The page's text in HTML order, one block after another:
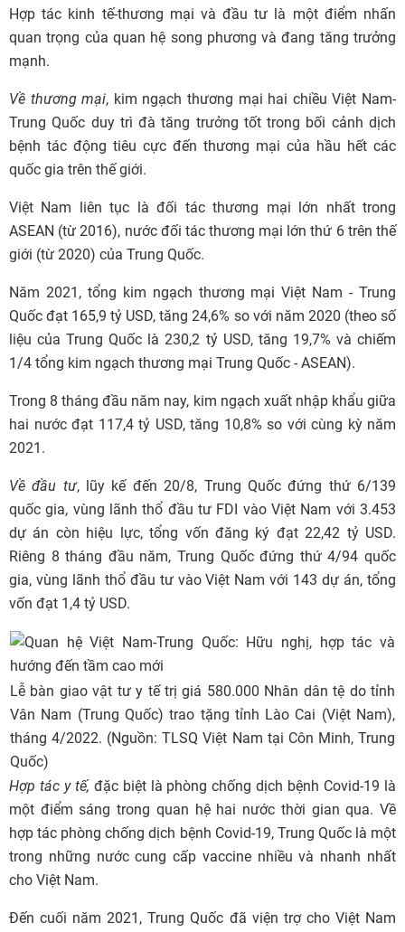
Hợp tác kinh tế-thương mại và đầu tư là một điểm nhấn
quan trọng của quan hệ song phương và đang tăng trưởng
mạnh.
Về thương mại, kim ngạch thương mại hai chiều Việt Nam-
Trung Quốc duy trì đà tăng trưởng tốt trong bối cảnh dịch
bệnh tác động tiêu cực đến thương mại của hầu hết các
quốc gia trên thế giới.
Việt Nam liên tục là đối tác thương mại lớn nhất trong
ASEAN (từ 2016), nước đối tác thương mại lớn thứ 6 trên thế
giới (từ 2020) của Trung Quốc.
Năm 2021, tổng kim ngạch thương mại Việt Nam - Trung
Quốc đạt 165,9 tỷ USD, tăng 24,6% so với năm 2020 (theo số
liệu của Trung Quốc là 230,2 tỷ USD, tăng 19,7% và chiếm
1/4 tổng kim ngạch thương mại Trung Quốc - ASEAN).
Trong 8 tháng đầu năm nay, kim ngạch xuất nhập khẩu giữa
hai nước đạt 117,4 tỷ USD, tăng 10,8% so với cùng kỳ năm
2021.
Về đầu tư, lũy kế đến 20/8, Trung Quốc đứng thứ 6/139
quốc gia, vùng lãnh thổ đầu tư FDI vào Việt Nam với 3.453
dự án còn hiệu lực, tổng vốn đăng ký đạt 22,42 tỷ USD.
Riêng 8 tháng đầu năm, Trung Quốc đứng thứ 4/94 quốc
gia, vùng lãnh thổ đầu tư vào Việt Nam với 143 dự án, tổng
vốn đạt 1,4 tỷ USD.
Lễ bàn giao vật tư y tế trị giá 580.000 Nhân dân tệ do tỉnh
Vân Nam (Trung Quốc) trao tặng tỉnh Lào Cai (Việt Nam),
tháng 4/2022. (Nguồn: TLSQ Việt Nam tại Côn Minh, Trung
Quốc)
Hợp tác y tế, đặc biệt là phòng chống dịch bệnh Covid-19 là
một điểm sáng trong quan hệ hai nước thời gian qua. Về
hợp tác phòng chống dịch bệnh Covid-19, Trung Quốc là một
trong những nước cung cấp vaccine nhiều và nhanh nhất
cho Việt Nam.
Đến cuối năm 2021, Trung Quốc đã viện trợ cho Việt Nam